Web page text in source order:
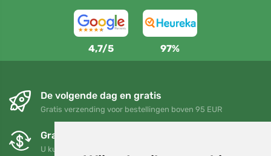
4,7/5 97%
De volgende dag en gratis
Gratis verzending voor bestellingen boven 95 EUR
Gratis ruilen en retourneren
U kunt uw bestelling op elk gewenst moment binnen 90